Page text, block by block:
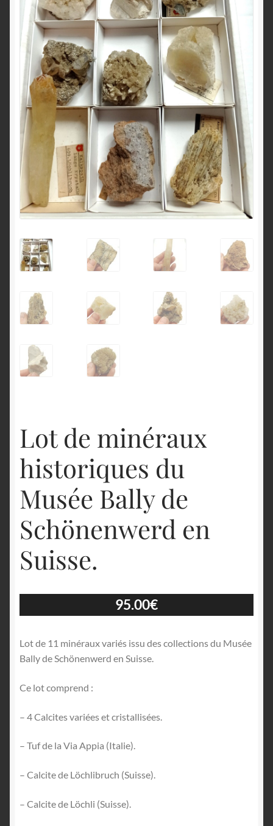
Lot de minéraux
historiques du
Musée Bally de
Schönenwerd en
Suisse.
95.00€
Lot de 11 minéraux variés issu des collections du Musée
Bally de Schönenwerd en Suisse.
Ce lot comprend :
– 4 Calcites variées et cristallisées.
– Tuf de la Via Appia (Italie).
– Calcite de Löchlibruch (Suisse).
– Calcite de Löchli (Suisse).